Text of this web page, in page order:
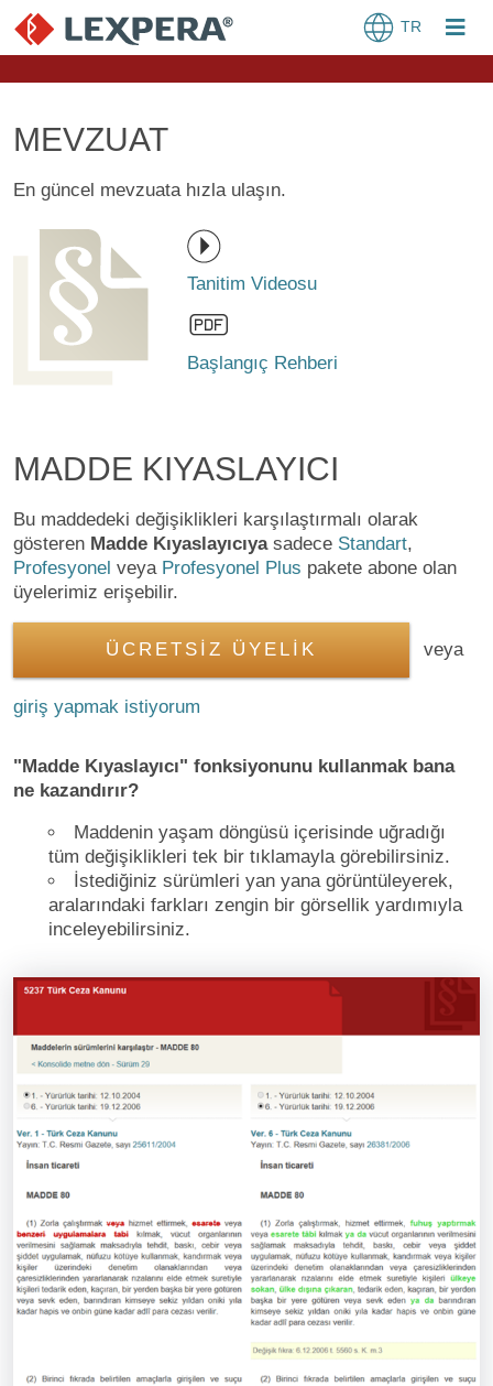
TR
MEVZUAT
En güncel mevzuata hızla ulaşın.
Tanitim Videosu
Başlangıç Rehberi
MADDE KIYASLAYICI
Bu maddedeki değişiklikleri karşılaştırmalı olarak
gösteren Madde Kıyaslayıcıyasadece Standart,
Profesyonel veya Profesyonel Plus pakete abone olan
üyelerimiz erişebilir.
ÜCRETSİZ ÜYELİK veya
giriş yapmak istiyorum
"Madde Kıyaslayıcı" fonksiyonunu kullanmak bana
ne kazandırır?
Maddenin yaşam döngüsü içerisinde uğradığı
tüm değişiklikleri tek bir tıklamayla görebilirsiniz.
İstediğiniz sürümleri yan yana görüntüleyerek,
aralarındaki farkları zengin bir görsellik yardımıyla
inceleyebilirsiniz.